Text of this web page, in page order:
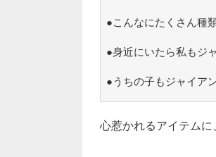
●こんなにたくさん種
●身近にいたら私もジ
●うちの子もジャイア
心惹かれるアイテムに